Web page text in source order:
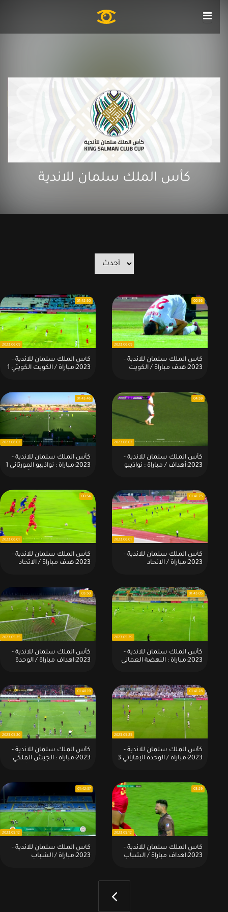
كأس الملك سلمان للاندية
كأس الملك سلمان للاندية -
2023:هدف مباراة / الكويت
00:56
2023.06.09
كأس الملك سلمان للاندية -
2023:مباراة / الكويت الكويتي 1
01:42:50
2023.06.09
كأس الملك سلمان للاندية -
2023:أهداف / مباراة : نواذيبو
04:59
2023.06.02
كأس الملك سلمان للاندية -
2023:مباراة : نواذيبو المورتاني 1
01:43:46
2023.06.02
كأس الملك سلمان للاندية -
2023:مباراة / الاتحاد
01:41:25
2023.06.01
كأس الملك سلمان للاندية -
2023:هدف مباراة / الاتحاد
00:54
2023.06.01
كأس الملك سلمان للاندية -
2023:مباراة : النهضة العماني
01:43:05
2023.05.29
كأس الملك سلمان للاندية -
2023:اهداف مباراة / الوحدة
03:50
2023.05.25
كأس الملك سلمان للاندية -
2023:مباراة / الوحدة الإماراتي 3
01:41:28
2023.05.25
كأس الملك سلمان للاندية -
2023:مباراة : الجيش الملكي
01:40:19
2023.05.20
كأس الملك سلمان للاندية -
2023:اهداف مباراة / الشباب
03:29
2023.05.12
كأس الملك سلمان للاندية -
2023:مباراة / الشباب
01:42:37
2023.05.12